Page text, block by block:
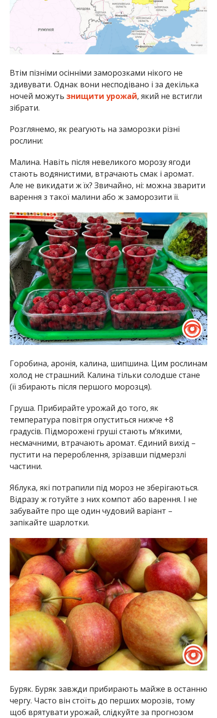
Втім пізніми осінніми заморозками нікого не
здивувати. Однак вони несподівано і за декілька
ночей можуть знищити урожай, який не встигли
зібрати.
Розглянемо, як реагують на заморозки різні
рослини:
Малина. Навіть після невеликого морозу ягоди
стають водянистими, втрачають смак і аромат.
Але не викидати ж їх? Звичайно, ні: можна зварити
варення з такої малини або ж заморозити її.
Горобина, аронія, калина, шипшина. Цим рослинам
холод не страшний. Калина тільки солодше стане
(її збирають після першого морозця).
Груша. Прибирайте урожай до того, як
температура повітря опуститься нижче +8
градусів. Підморожені груші стають м’якими,
несмачними, втрачають аромат. Єдиний вихід –
пустити на перероблення, зрізавши підмерзлі
частини.
Яблука, які потрапили під мороз не зберігаються.
Відразу ж готуйте з них компот або варення. І не
забувайте про ще один чудовий варіант –
запікайте шарлотки.
Буряк. Буряк завжди прибирають майже в останню
чергу. Часто він стоїть до перших морозів, тому
щоб врятувати урожай, слідкуйте за прогнозом